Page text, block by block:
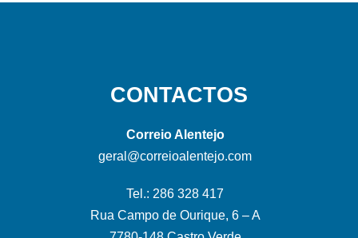
CONTACTOS
Correio Alentejo
geral@correioalentejo.com
Tel.: 286 328 417
Rua Campo de Ourique, 6 – A